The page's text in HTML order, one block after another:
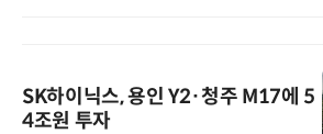
SK하이닉스, 용인 Y2·청주 M17에 5
4조원 투자